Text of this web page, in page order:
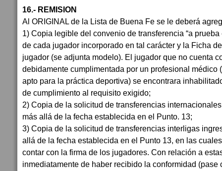
16.- REMISION
Al ORIGINAL de la Lista de Buena Fe se le deberá
1) Copia legible del convenio de transferencia “a prueba
de cada jugador incorporado en tal carácter y la Ficha
jugador (se adjunta modelo). El jugador que no cuenta
debidamente cumplimentada por un profesional médico
apto para la práctica deportiva) se encontrara
de cumplimiento al requisito exigido;
2) Copia de la solicitud de transferencias
más allá de la fecha establecida en el Punto. 13;
3) Copia de la solicitud de transferencias interligas
allá de la fecha establecida en el Punto 13, en las
contar con la firma de los jugadores. Con relación a
inmediatamente de haber recibido la conformidad (pase